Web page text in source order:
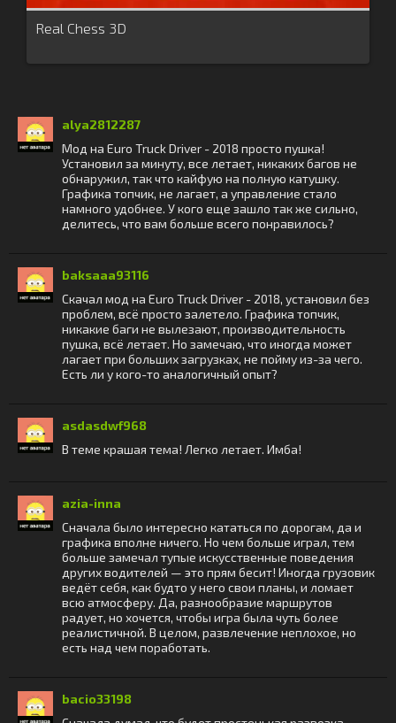
Real Chess 3D
alya2812287
Мод на Euro Truck Driver - 2018 просто пушка!
Установил за минуту, все летает, никаких багов не
обнаружил, так что кайфую на полную катушку.
Графика топчик, не лагает, а управление стало
намного удобнее. У кого еще зашло так же сильно,
делитесь, что вам больше всего понравилось?
baksaaa93116
Скачал мод на Euro Truck Driver - 2018, установил без
проблем, всё просто залетело. Графика топчик,
никакие баги не вылезают, производительность
пушка, всё летает. Но замечаю, что иногда может
лагает при больших загрузках, не пойму из-за чего.
Есть ли у кого-то аналогичный опыт?
asdasdwf968
В теме крашая тема! Легко летает. Имба!
azia-inna
Сначала было интересно кататься по дорогам, да и
графика вполне ничего. Но чем больше играл, тем
больше замечал тупые искусственные поведения
других водителей — это прям бесит! Иногда грузовик
ведёт себя, как будто у него свои планы, и ломает
всю атмосферу. Да, разнообразие маршрутов
радует, но хочется, чтобы игра была чуть более
реалистичной. В целом, развлечение неплохое, но
есть над чем поработать.
bacio33198